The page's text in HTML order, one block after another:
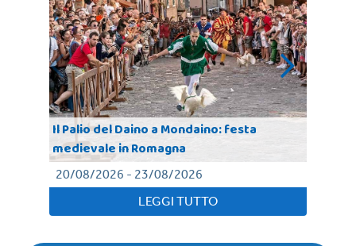
Il Palio del Daino a Mondaino: festa
medievale in Romagna
20/08/2026 - 23/08/2026
LEGGI TUTTO